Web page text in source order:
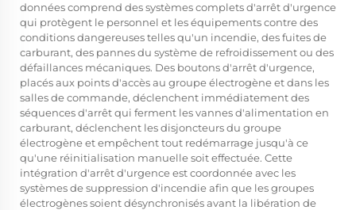
données comprend des systèmes complets d'arrêt d'urgence
qui protègent le personnel et les équipements contre des
conditions dangereuses telles qu'un incendie, des fuites de
carburant, des pannes du système de refroidissement ou des
défaillances mécaniques. Des boutons d'arrêt d'urgence,
placés aux points d'accès au groupe électrogène et dans les
salles de commande, déclenchent immédiatement des
séquences d'arrêt qui ferment les vannes d'alimentation en
carburant, déclenchent les disjoncteurs du groupe
électrogène et empêchent tout redémarrage jusqu'à ce
qu'une réinitialisation manuelle soit effectuée. Cette
intégration d'arrêt d'urgence est coordonnée avec les
systèmes de suppression d'incendie afin que les groupes
électrogènes soient désynchronisés avant la libération de